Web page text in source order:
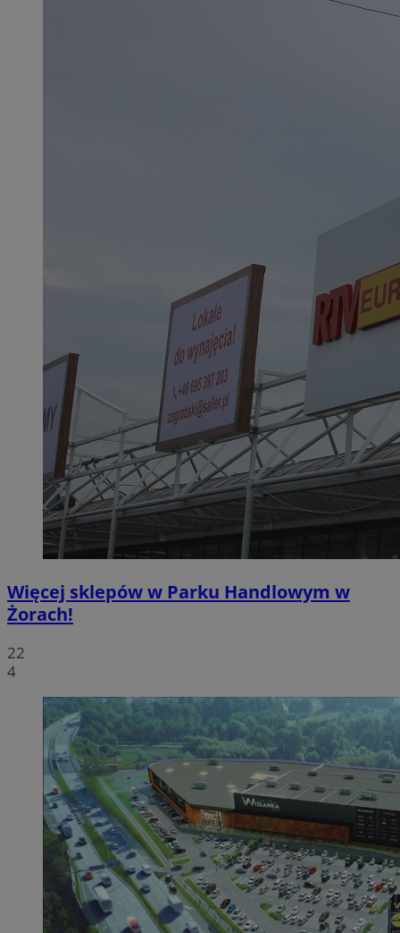
Więcej sklepów w Parku Handlowym w
Żorach!
22
4